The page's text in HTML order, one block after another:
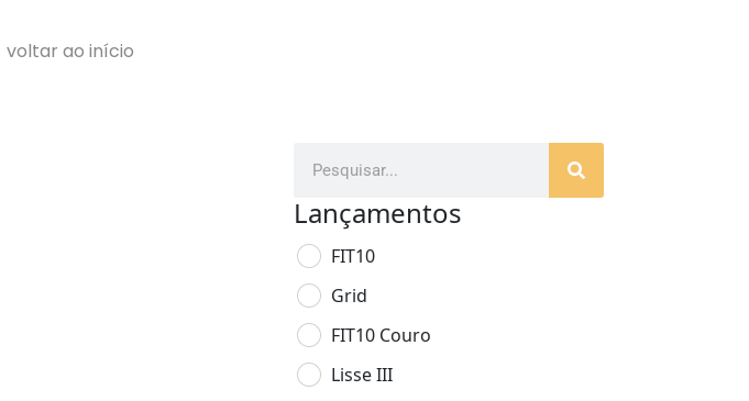
voltar ao início
Lançamentos
FIT10
Grid
FIT10 Couro
Lisse III